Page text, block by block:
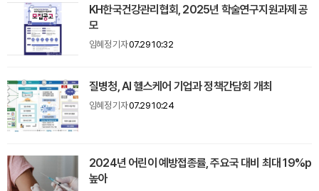
KH한국건강관리협회, 2025년 학술연구지원과제 공
모
임혜정 기자07.29 10:32
질병청, AI 헬스케어 기업과 정책간담회 개최
임혜정 기자07.29 10:24
2024년 어린이 예방접종률, 주요국 대비 최대 19%p
높아